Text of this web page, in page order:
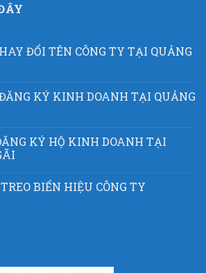
ĐỔI TÊN CÔNG TY TẠI QUẢNG
KÝ KINH DOANH TẠI QUẢNG
KÝ HỘ KINH DOANH TẠI
BIỂN HIỆU CÔNG TY